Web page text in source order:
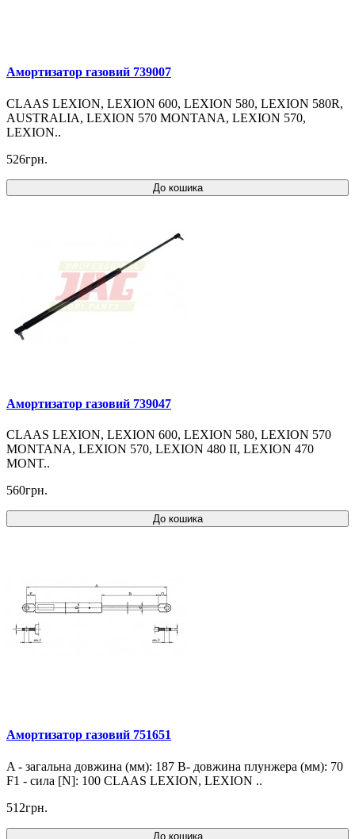
Амортизатор газовий 739007
CLAAS LEXION, LEXION 600, LEXION 580, LEXION 580R,
AUSTRALIA, LEXION 570 MONTANA, LEXION 570,
LEXION..
526грн.
До кошика
Амортизатор газовий 739047
CLAAS LEXION, LEXION 600, LEXION 580, LEXION 570
MONTANA, LEXION 570, LEXION 480 II, LEXION 470
MONT..
560грн.
До кошика
Амортизатор газовий 751651
A - загальна довжина (мм): 187 B- довжина плунжера (мм): 70
F1 - сила [N]: 100 CLAAS LEXION, LEXION ..
512грн.
До кошика